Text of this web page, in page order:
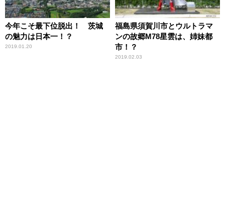
今年こそ最下位脱出！ 茨城
の魅力は日本一！？
2019.01.20
福島県須賀川市とウルトラマ
ンの故郷M78星雲は、姉妹都
市！？
2019.02.03